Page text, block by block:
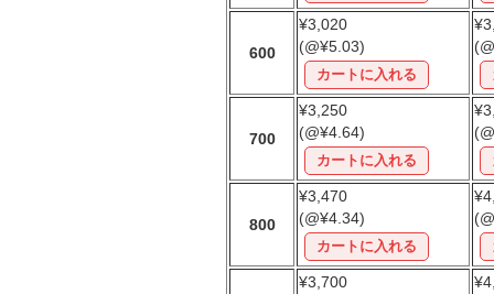
600
¥3,020
(@¥5.03)
700
¥3,250
(@¥4.64)
800
¥3,470
(@¥4.34)
¥3,700